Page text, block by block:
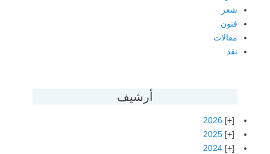
شعر
فنون
مقالات
نقد
أرشيف
2026
2025
2024